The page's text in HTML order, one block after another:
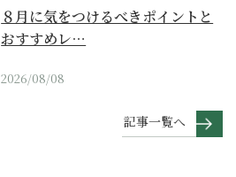
８月に気をつけるべきポイントと
おすすめレ…
2026/08/08
記事一覧へ